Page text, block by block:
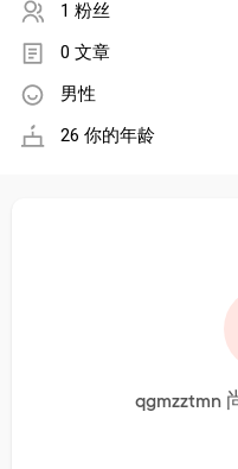
1 粉丝
0 文章
男性
26 你的年龄
qgmzztmn